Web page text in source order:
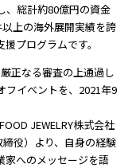
、総計約80億円の資金
上の海外展開実績を誇
プログラムです。
正なる審査の上通過し
フイベントを、2021年9
JEWELRY株式会社
役）より、自身の経験
家へのメッセージを語